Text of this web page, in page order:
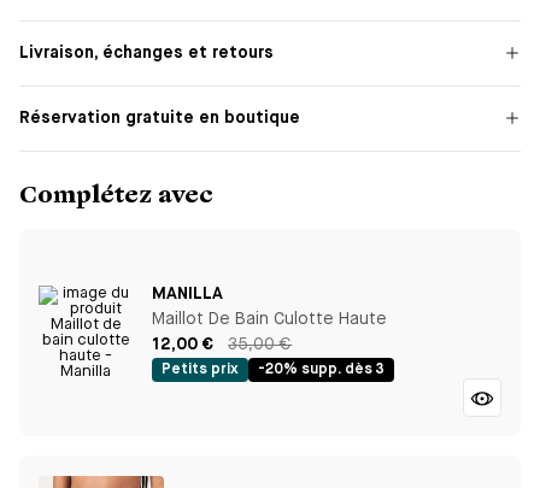
Livraison, échanges et retours
Réservation gratuite en boutique
Complétez avec
MANILLA
Maillot De Bain Culotte Haute
12,00 €
35,00 €
Petits prix -20% supp. dès 3